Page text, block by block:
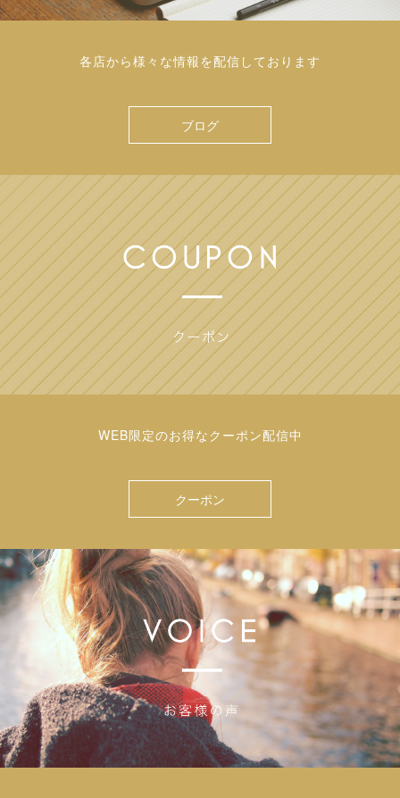
各店から様々な情報を配信しております
ブログ
WEB限定のお得なクーポン配信中
クーポン